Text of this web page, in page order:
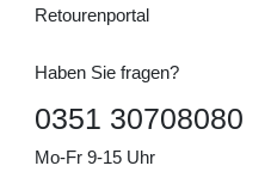
Retourenportal
Haben Sie fragen?
0351 30708080
Mo-Fr 9-15 Uhr